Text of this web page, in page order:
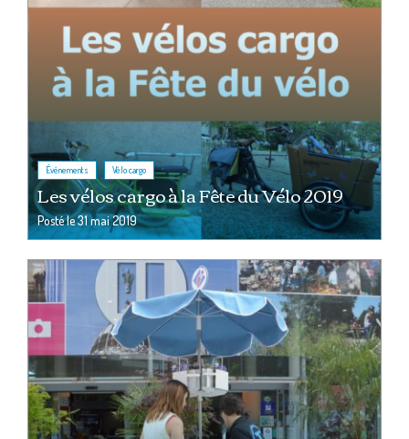
Événements , Vélo cargo
Les vélos cargo à la Fête du Vélo 2019
Posté le31 mai 2019